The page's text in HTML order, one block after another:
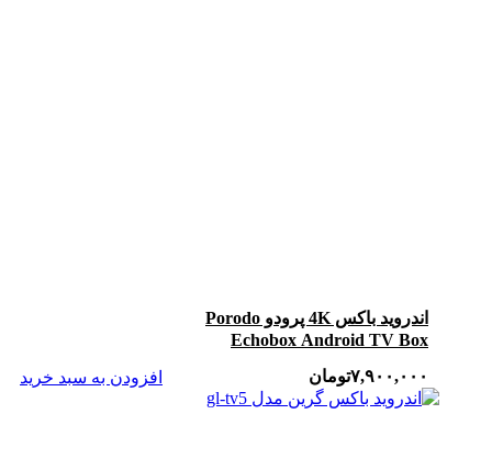
اندروید باکس 4K پرودو Porodo
Echobox Android TV Box
افزودن به سبد خرید
۷,۹۰۰,۰۰۰تومان